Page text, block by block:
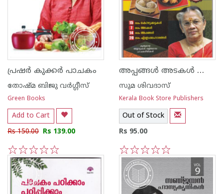
പ്രഷര്‍ കുക്കര്‍ പാചകം
തോഷ്മ ബിജു വര്‍ഗ്ഗീസ്
Green Books
Add to Cart
Rs 150.00 Rs 139.00
5
4
3
2
1
അപ്പങ്ങള്‍ അടകള്‍ കൊഴുക്കട്ടകള്‍
സുമ ശിവദാസ്
Kerala Book Store Publishers
Out of Stock
Rs 95.00
5
4
3
2
1